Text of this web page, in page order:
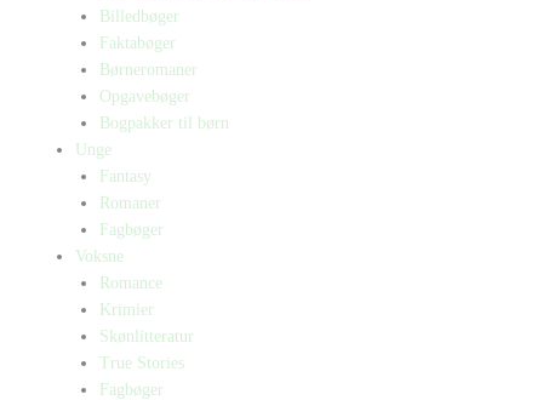
Billedbøger
Faktabøger
Børneromaner
Opgavebøger
Bogpakker til børn
Unge
Fantasy
Romaner
Fagbøger
Voksne
Romance
Krimier
Skønlitteratur
True Stories
Fagbøger